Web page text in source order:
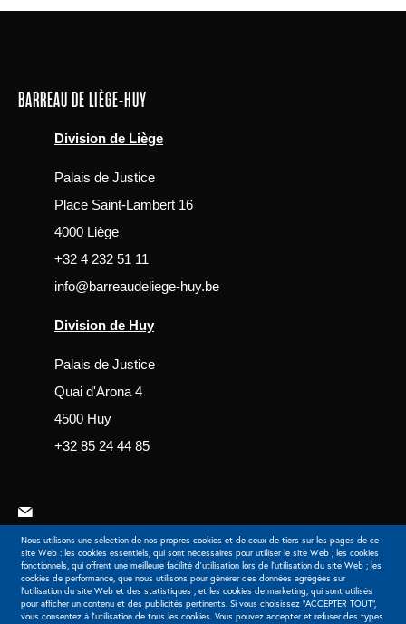
navigation
Nous utilisons une sélection de nos propres cookies et de ceux de tiers sur les pages de ce
site Web : les cookies essentiels, qui sont nécessaires pour utiliser le site Web ; les cookies
fonctionnels, qui offrent une meilleure facilité d'utilisation lors de l'utilisation du site Web ; les
cookies de performance, que nous utilisons pour générer des données agrégées sur
l'utilisation du site Web et des statistiques ; et les cookies de marketing, qui sont utilisés
pour afficher un contenu et des publicités pertinents. Si vous choisissez "ACCEPTER TOUT",
vous consentez à l'utilisation de tous les cookies. Vous pouvez accepter et refuser des types
BARREAU DE LIÈGE-HUY
Division de Liège
Palais de Justice
Place Saint-Lambert 16
4000 Liège
+32 4 232 51 11
info@barreaudeliege-huy.be
Division de Huy
Palais de Justice
Quai d'Arona 4
4500 Huy
+32 85 24 44 85
Extranet